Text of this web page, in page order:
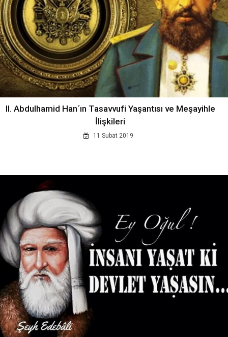
II. Abdulhamid Han´ın Tasavvufi Yaşantısı ve Meşayihle
İlişkileri
11 Subat 2019